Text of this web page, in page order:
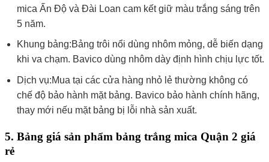
mica Ấn Độ và Đài Loan cam kết giữ màu trắng sáng trên
5 năm.
Khung bảng:Bảng trôi nổi dùng nhôm mỏng, dễ biến dạng
khi va chạm. Bavico dùng nhôm dày định hình chịu lực tốt.
Dịch vụ:Mua tại các cửa hàng nhỏ lẻ thường không có
chế độ bảo hành mặt bảng. Bavico bảo hành chính hãng,
thay mới nếu mặt bảng bị lỗi nhà sản xuất.
5. Bảng giá sản phẩm bảng trắng mica Quận 2 giá
rẻ